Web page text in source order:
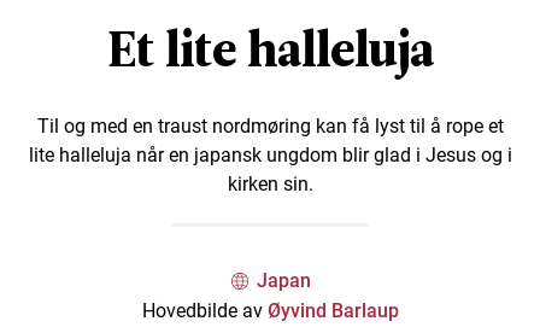
Et lite halleluja
Til og med en traust nordmøring kan få lyst til å rope et
lite halleluja når en japansk ungdom blir glad i Jesus og i
kirken sin.
Japan
Hovedbilde av Øyvind Barlaup